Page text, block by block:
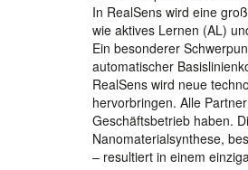
In RealSens wird eine
wie aktives Lernen (AL)
Ein besonderer
automatischer
RealSens wird neue
hervorbringen. Alle
Geschäftsbetrieb haben.
Nanomaterialsynthese,
– resultiert in einem